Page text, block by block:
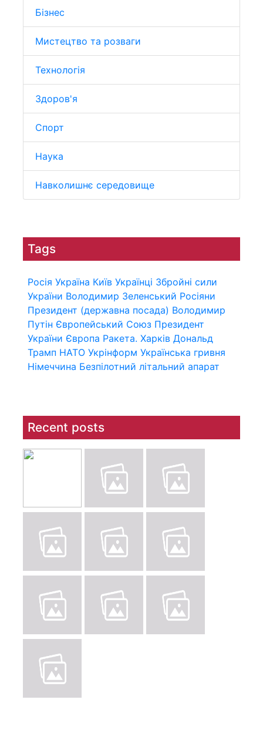
Бізнес
Мистецтво та розваги
Технологія
Здоров'я
Спорт
Наука
Навколишнє середовище
Tags
Росія Україна Київ Українці Збройні сили
України Володимир Зеленський Росіяни
Президент (державна посада) Володимир
Путін Європейський Союз Президент
України Європа Ракета. Харків Дональд
Трамп НАТО Укрінформ Українська гривня
Німеччина Безпілотний літальний апарат
Recent posts